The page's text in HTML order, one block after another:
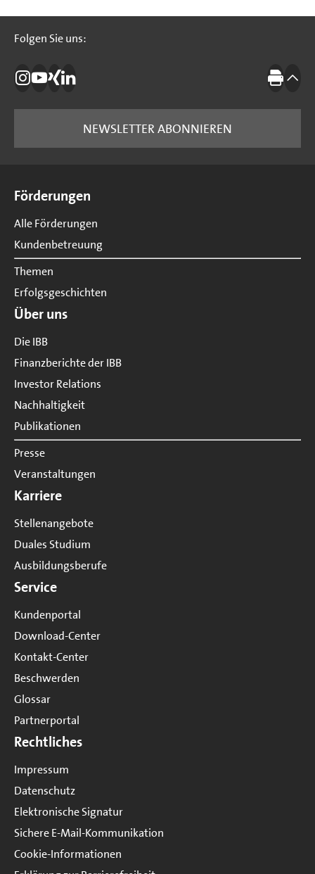
Folgen Sie uns:
Folgen Sie uns:
Die IBB auf Instagram
Die IBB auf YouTube
Die IBB auf Xing
Die IBB auf LinkedIn Drucken
NEWSLETTER ABONNIEREN
Förderungen
Alle Förderungen
Kundenbetreuung
Themen
Erfolgsgeschichten
Über uns
Die IBB
Finanzberichte der IBB
Investor Relations
Nachhaltigkeit
Publikationen
Presse
Veranstaltungen
Karriere
Stellenangebote
Duales Studium
Ausbildungsberufe
Service
Kundenportal
Download-Center
Kontakt-Center
Beschwerden
Glossar
Partnerportal
Rechtliches
Impressum
Datenschutz
Elektronische Signatur
Sichere E-Mail-Kommunikation
Cookie-Informationen